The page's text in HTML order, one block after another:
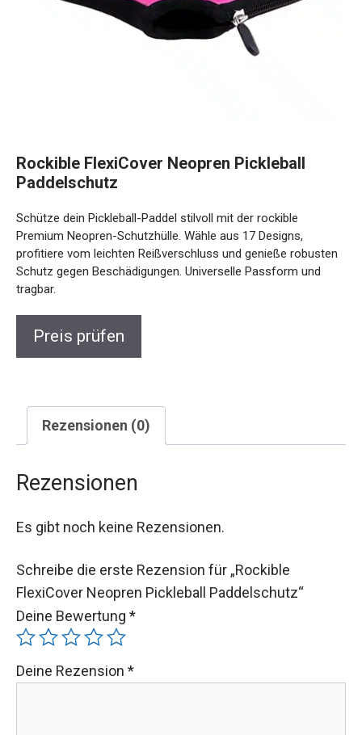
Rockible FlexiCover Neopren Pickleball
Paddelschutz
Schütze dein Pickleball-Paddel stilvoll mit der rockible
Premium Neopren-Schutzhülle. Wähle aus 17 Designs,
profitiere vom leichten Reißverschluss und genieße robusten
Schutz gegen Beschädigungen. Universelle Passform und
tragbar.
Preis prüfen
Rezensionen (0)
Rezensionen
Es gibt noch keine Rezensionen.
Schreibe die erste Rezension für „Rockible
FlexiCover Neopren Pickleball Paddelschutz“
Deine Bewertung *
Deine Rezension *